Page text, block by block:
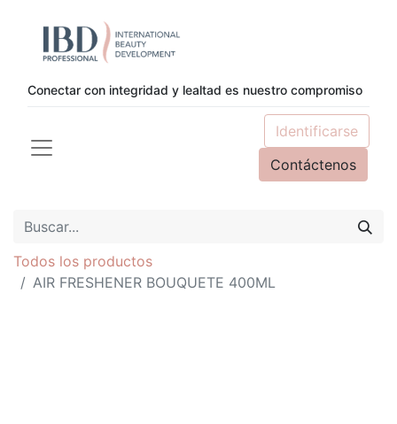
Conectar con integridad y lealtad es nuestro compromiso
Identificarse
Contáctenos
Todos los productos
AIR FRESHENER BOUQUETE 400ML